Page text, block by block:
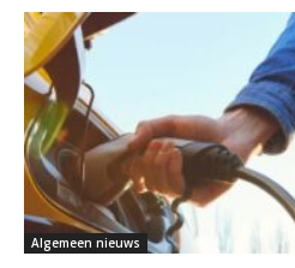
Algemeen nieuws